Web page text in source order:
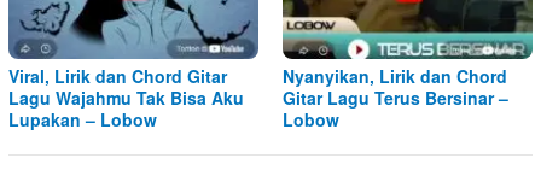
Viral, Lirik dan Chord Gitar
Lagu Wajahmu Tak Bisa Aku
Lupakan – Lobow
Nyanyikan, Lirik dan Chord
Gitar Lagu Terus Bersinar –
Lobow